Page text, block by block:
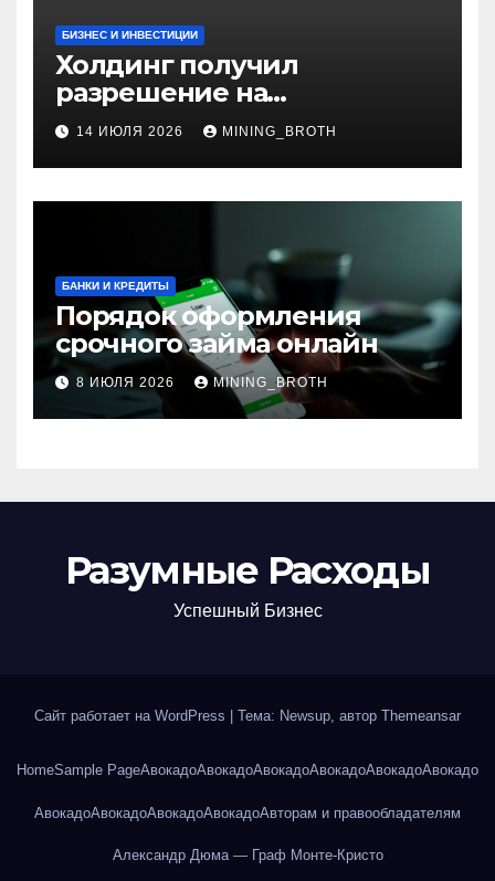
БИЗНЕС И ИНВЕСТИЦИИ
Холдинг получил
разрешение на
приобретение банка в
Турции
14 ИЮЛЯ 2026 MINING_BROTH
БАНКИ И КРЕДИТЫ
Порядок оформления
срочного займа онлайн
8 ИЮЛЯ 2026 MINING_BROTH
Разумные Расходы
Успешный Бизнес
Сайт работает на WordPress Тема: Newsup, автор Themeansar
HomeSample PageАвокадоАвокадоАвокадоАвокадоАвокадоАвокадо
АвокадоАвокадоАвокадоАвокадоАвторам и правообладателям
Александр Дюма — Граф Монте-Кристо